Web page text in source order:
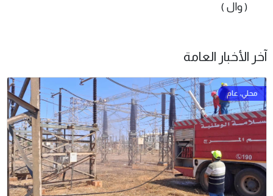
( وال )
آخر الأخبار العامة